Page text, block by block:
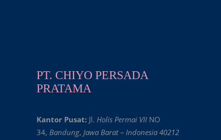
PT. CHIYO PERSADA
PRATAMA
Kantor Pusat: Jl. Holis Permai VII NO
34, Bandung, Jawa Barat – Indonesia 40212